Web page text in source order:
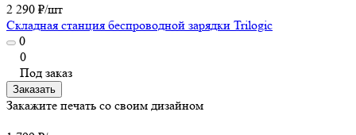
2 290 ₽/шт
Складная станция беспроводной зарядки Trilogic
0
0
Под заказ
Заказать
Закажите печать со своим дизайном